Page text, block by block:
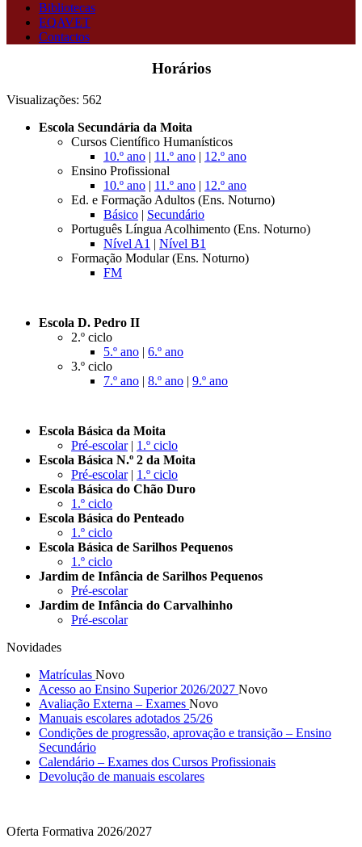
Bibliotecas
EQAVET
Contactos
Horários
Visualizações: 562
Escola Secundária da Moita
Cursos Científico Humanísticos
10.º ano | 11.º ano | 12.º ano
Ensino Profissional
10.º ano | 11.º ano | 12.º ano
Ed. e Formação Adultos (Ens. Noturno)
Básico | Secundário
Português Língua Acolhimento (Ens. Noturno)
Nível A1 | Nível B1
Formação Modular (Ens. Noturno)
FM
Escola D. Pedro II
2.º ciclo
5.º ano | 6.º ano
3.º ciclo
7.º ano | 8.º ano | 9.º ano
Escola Básica da Moita
Pré-escolar| 1.º ciclo
Escola Básica N.º 2 da Moita
Pré-escolar| 1.º ciclo
Escola Básica do Chão Duro
1.º ciclo
Escola Básica do Penteado
1.º ciclo
Escola Básica de Sarilhos Pequenos
1.º ciclo
Jardim de Infância de Sarilhos Pequenos
Pré-escolar
Jardim de Infância do Carvalhinho
Pré-escolar
Novidades
Matrículas Novo
Acesso ao Ensino Superior 2026/2027 Novo
Avaliação Externa – Exames Novo
Manuais escolares adotados 25/26
Condições de progressão, aprovação e transição – Ensino
Secundário
Calendário – Exames dos Cursos Profissionais
Devolução de manuais escolares
Oferta Formativa 2026/2027